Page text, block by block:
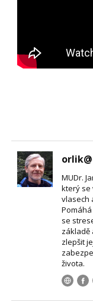
MUDr.
který se
vlasech
se
základě
zlepšit
života.